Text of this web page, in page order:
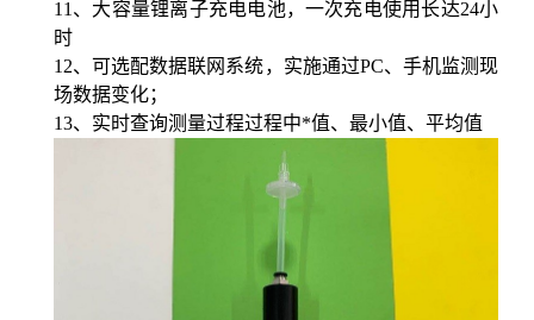
11、 大容量锂离子充电电池，一次充电使用长达24小
时
12、可选配数据联网系统，实施通过PC、手机监测现
场数据变化；
13、 实时查询测量过程过程中*值、最小值、平均值